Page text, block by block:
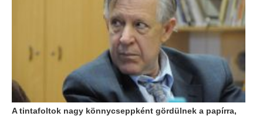
A tintafoltok nagy könnycseppként gördülnek a papírra,